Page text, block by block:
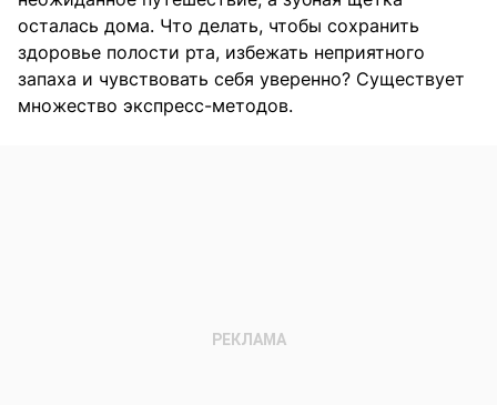
осталась дома. Что делать, чтобы сохранить
здоровье полости рта, избежать неприятного
запаха и чувствовать себя уверенно? Существует
множество экспресс-методов.